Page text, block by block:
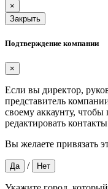
×
Закрыть
Подтверждение компании
×
Если вы директор,
представитель
своему аккаунту,
редактировать
Вы желаете привязать
Да / Нет